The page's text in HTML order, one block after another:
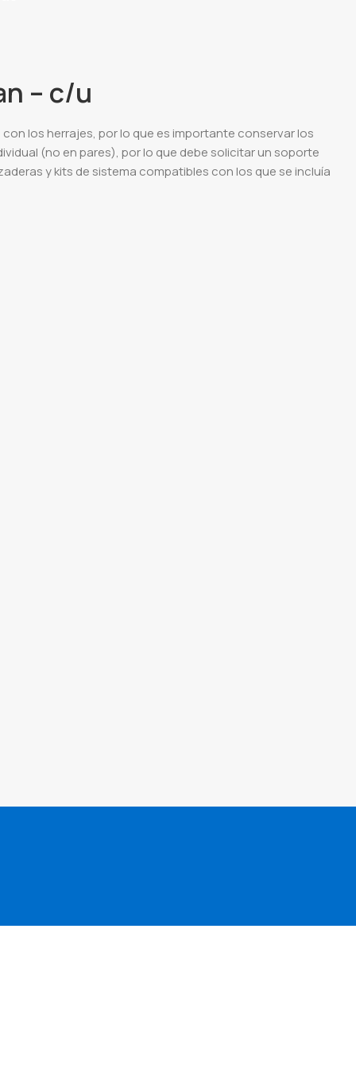
– c/u
los herrajes, por lo que es importante conservar los
(no en pares), por lo que debe solicitar un soporte
y kits de sistema compatibles con los que se incluía